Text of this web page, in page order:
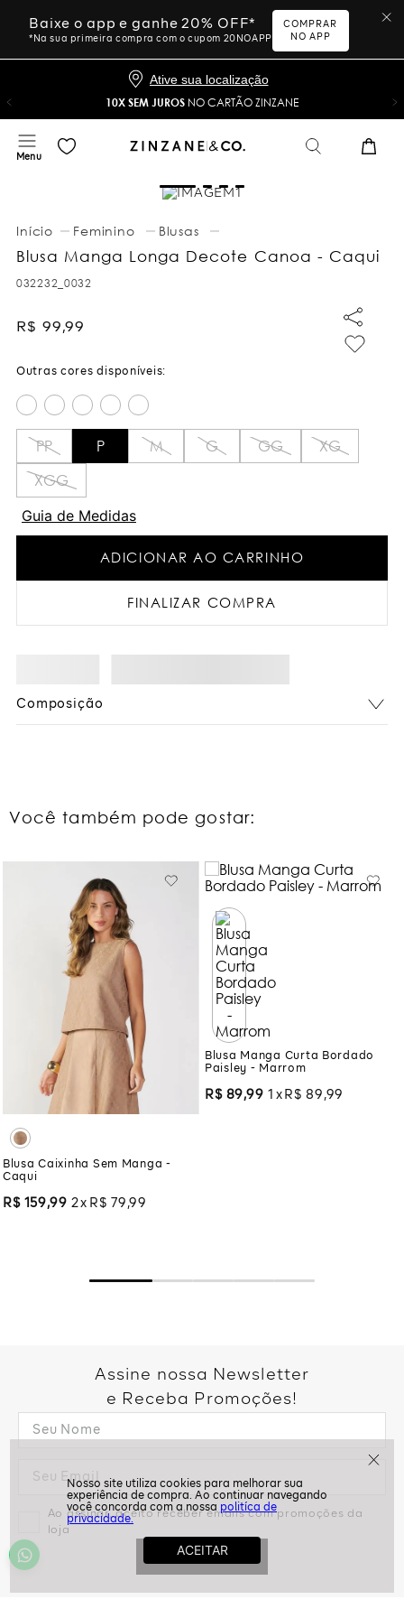
Baixe o app e ganhe 20% OFF*
*Na sua primeira compra com o cupom 20NOAPP
COMPRAR
NO APP
Ative sua localização
10X SEM JUROS NO CARTÃO ZINZANE
politíca de
privacidade.
Feminino Blusas
Blusa Manga Longa Decote Canoa - Caqui
032232_0032
R$ 99,99
PP P M G GG
XG
XGG
Guia de Medidas
ADICIONAR AO CARRINHO
FINALIZAR COMPRA
Composição
Você também pode gostar:
Blusa Caixinha Sem Manga -
Caqui
R$ 159,99 2 R$ 79 ,99
Blusa Manga Curta Bordado
Paisley - Marrom
R$ 89,99 1 R$ 89 ,99
Assine nossa Newsletter
e Receba Promoções!
Ao assinar, aceito receber emails com promoções da
loja
ASSINAR